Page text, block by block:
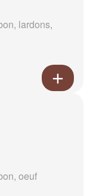
lardons,
oeuf